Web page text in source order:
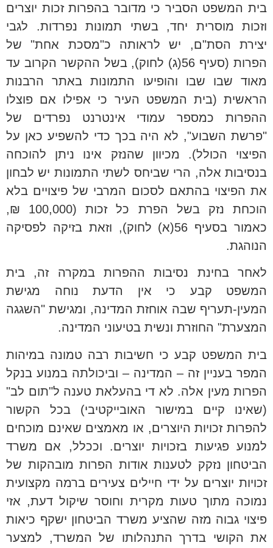
בית המשפט הסביר כי מדובר בהפרות זכות יוצרים
וזכות מוסרית יחד, בשתי תמונות נפרדות. לגבי
יצירת הסת"ם, יש לראותה כ"מסכת אחת" של
הפרות (סעיף 56(ג) לחוק), בשל ההקשר הקרוב עד
מאוד שבו שבו והופיעו התמונות באתר הרבנות
הראשית (בית המשפט העיר כי אפילו אם פוצלו
ההפרות כמספר עמודי אינטרנט נפרדים של
"פרשת השבוע", לא היה בכך כדי להשפיע כאן על
הפיצוי הכולל). מכיוון שהנזק אינו ניתן להוכחה
בנסיבות אלה, הרי שביחס לשתי התמונות יש לבחון
את הפיצוי בהתאם לסכום המרבי של פיצויים בלא
הוכחת נזק בשל הפרת כל זכות (100,000 ₪,
כאמור בסעיף 56(א) לחוק), וזאת בזיקה לפסיקה
הנוהגת.
לאחר בחינת נסיבות ההפרות במקרה זה, בית
המשפט קבע כי אין הדעת נוחה מגישת
המעין-תעריף שבה אוחזת המדינה, ומגישת "השגגה
המצערת" החוזרת ונשית בטיעוני המדינה.
בית המשפט קבע כי חשיבות רבה טמונה במיהות
המפר בעניין זה – המדינה – וביכולתה במנוע בנקל
הפרות מעין אלה. לא די בהעלאת טענה ל"תום לב"
(שאינו קיים במישור האובייקטיבי) בכל הקשור
להפרות זכויות היוצרים, או מאמצים שאינם מוכחים
למנוע פגיעות בזכויות יוצרים. וככלל, אם משרד
הביטחון נזקק לטענות אודות הפרות מובהקות של
זכויות יוצרים על ידי חיילים צעירים ברמה מקצועית
נמוכה מתוך טעות מקרית וחוסר שיקול דעת, אזי
פיצוי גבוה מזה שהציע משרד הביטחון ישקף כיאות
את הקושי בדרך התנהלותו של המשרד, למצער